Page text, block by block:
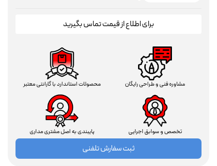
برای اطلاع از قیمت تماس بگیرید
مشاوره فنی و طراحی رایگان محصولات استاندارد با گارانتی معتبر
تخصص و سوابق اجرایی پایبندی به اصل مشتری مداری
ثبت سفارش تلفنی